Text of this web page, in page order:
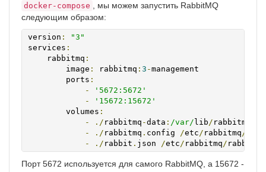
docker-compose
, мы можем запустить RabbitMQ
следующим образом:
version :
"3"
services :
    rabbitmq
:
        image
: rabbitmq : 3 -management
        ports
:
-
'5672:5672'
-
'15672:15672'
        volumes
:
-
./ rabbitmq -data : /var/ lib/ rabbitmq
-
./ rabbitmq . config /etc/ rabbitmq/
-
./ rabbit . json /etc/ rabbitmq/ rabbit
Порт 5672 используется для самого RabbitMQ, а 15672 -